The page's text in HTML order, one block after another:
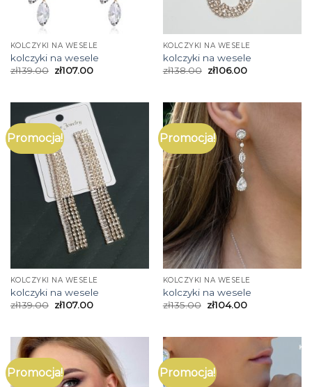
KOLCZYKI NA WESELE
kolczyki na wesele
zł139.00 zł107.00
KOLCZYKI NA WESELE
kolczyki na wesele
zł138.00 zł106.00
Promocja!
KOLCZYKI NA WESELE
kolczyki na wesele
zł139.00 zł107.00
Promocja!
KOLCZYKI NA WESELE
kolczyki na wesele
zł135.00 zł104.00
Promocja! Promocja!